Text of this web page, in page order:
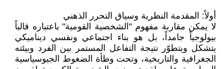
أولاً: المقدمة النظرية وسياق التحرر الذهني
لا يمكن مقاربة مفهوم "الشخصية القومية" باعتباره قالباً
بيولوجياً جامداً، بل هو بناء اجتماعي ونفسي ديناميكي
يتشكل ويتطوّر نتيجة التفاعل المستمر بين الفرد وبيئته
الجغرافية والتاريخية، وتحت وطأة الضغوط الجيوسياسية